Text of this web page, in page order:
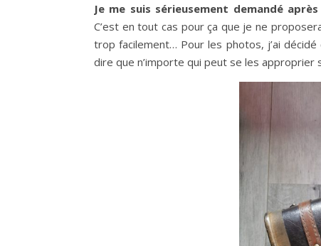
Je me suis sérieusement demandé
C’est en tout cas pour ça que je ne
trop facilement… Pour les photos, j’ai
dire que n’importe qui peut se les approprier